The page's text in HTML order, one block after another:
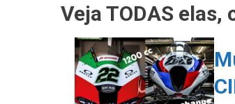
Veja TODAS elas,